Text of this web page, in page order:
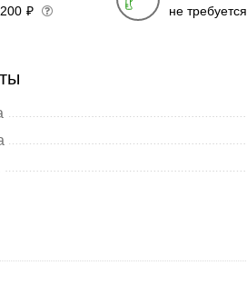
₽ не требуется